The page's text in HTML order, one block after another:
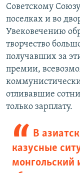
Советскому
поселках и во
Увековечению
творчество
получавших за
премии,
отливавшие
только зарплату.
В
казусные
монгольский